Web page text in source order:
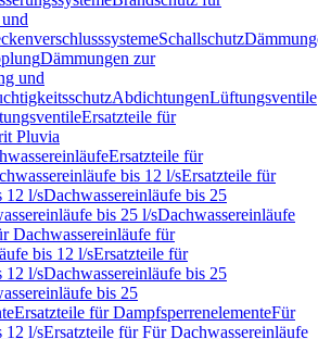
Schallschutz
Dämmungen zur
und
AbdichtungenLüftungsventile
Ersatzteile für
Pluvia
Ersatzteile für
bis 12 l/sErsatzteile für
12 l/sDachwassereinläufe bis 25
bis 25 l/sDachwassereinläufe
Dachwassereinläufe für
bis 12 l/sErsatzteile für
12 l/sDachwassereinläufe bis 25
bis 25
Ersatzteile für DampfsperrenelementeFür
12 l/sErsatzteile für Für Dachwassereinläufe